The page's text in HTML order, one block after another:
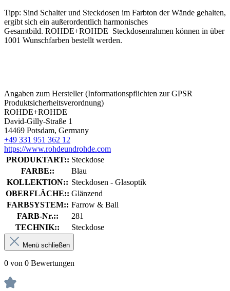
Tipp: Sind Schalter und Steckdosen im Farbton der Wände gehalten,
ergibt sich ein außerordentlich harmonisches
Gesamtbild. ROHDE+ROHDE Steckdosenrahmen können in über
1001 Wunschfarben bestellt werden.
Angaben zum Hersteller (Informationspflichten zur GPSR
Produktsicherheitsverordnung)
ROHDE+ROHDE
David-Gilly-Straße 1
14469 Potsdam, Germany
+49 331 951 362 12
https://www.rohdeundrohde.com
PRODUKTART:: Steckdose
FARBE::
Blau
KOLLEKTION:: Steckdosen - Glasoptik
OBERFLÄCHE:: Glänzend
FARBSYSTEM:: Farrow & Ball
FARB-Nr.::
281
TECHNIK::
Steckdose
Menü schließen
0 von 0 Bewertungen